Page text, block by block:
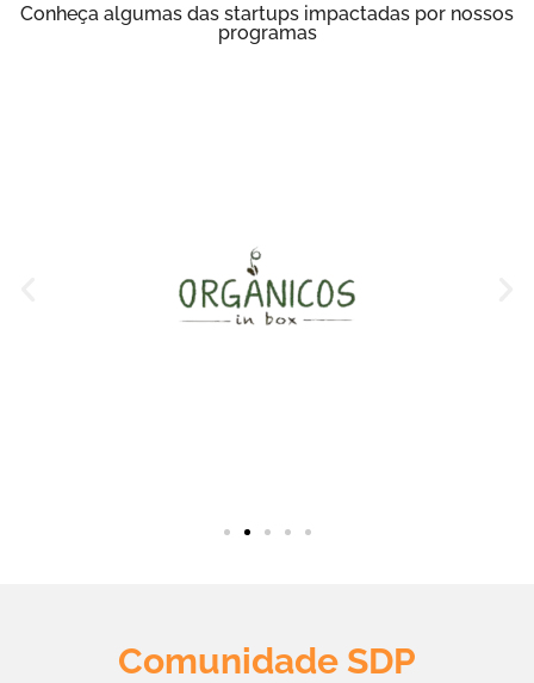
Conheça algumas das startups impactadas por nossos
programas
Comunidade SDP